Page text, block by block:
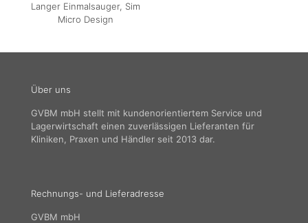
Langer Einmalsauger, Sim
Micro Design
Über uns
GVBM mbH stellt mit kundenorientiertem Service und
Lagerwirtschaft einen zuverlässigen Lieferanten für
Kliniken, Praxen und Händler seit 2013 dar.
Rechnungs- und Lieferadresse
GVBM mbH